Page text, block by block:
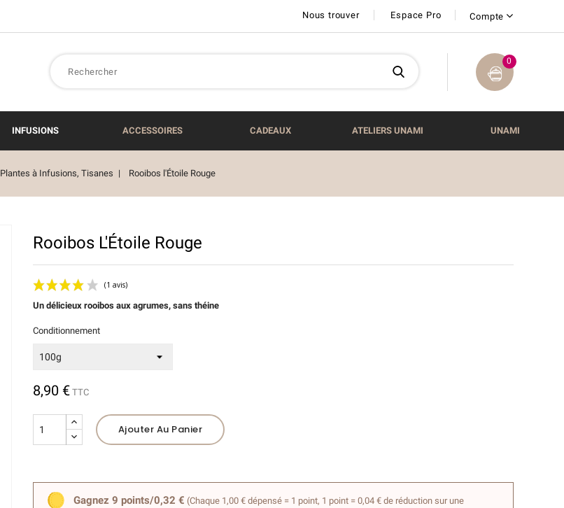
Nous trouver Espace Pro Compte
0
INFUSIONS ACCESSOIRES CADEAUX ATELIERS UNAMI UNAMI
Plantes à Infusions, Tisanes Rooibos l'Étoile Rouge
Rooibos L'Étoile Rouge
Un délicieux rooibos aux agrumes, sans théine
Conditionnement
8,90 € TTC
Ajouter Au Panier
Gagnez 9 points/0,32 € (Chaque 1,00 € dépensé = 1 point, 1 point = 0,04 € de réduction sur une